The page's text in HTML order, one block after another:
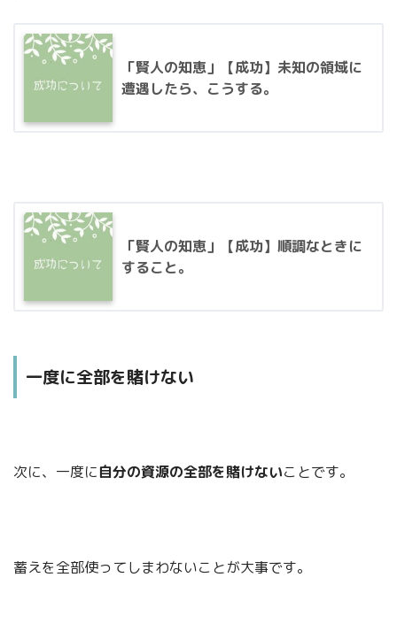
「賢人の知恵」【成功】未知の領域に
遭遇したら、こうする。
「賢人の知恵」【成功】順調なときに
すること。
一度に全部を賭けない
次に、一度に自分の資源の全部を賭けないことです。
蓄えを全部使ってしまわないことが大事です。